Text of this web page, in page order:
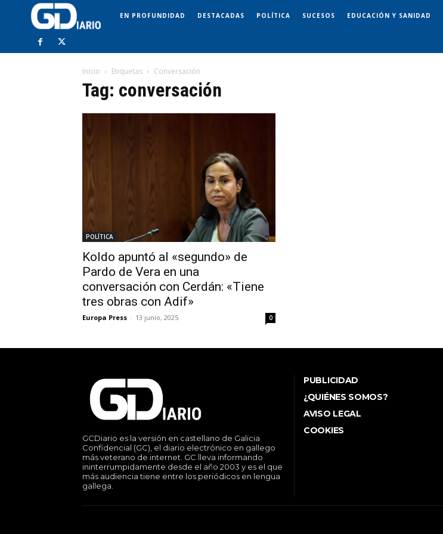
EN PROFUNDIDAD DESTACADAS POLÍTICA SUCESOS EDUCACIÓN Y SANIDAD
Inicio Etiquetas Conversación
Tag: conversación
POLÍTICA
Koldo apuntó al «segundo» de
Pardo de Vera en una
conversación con Cerdán: «Tiene
tres obras con Adif»
Europa Press - 13 junio, 2025 0
GCDiario es la versión en castellano de Galicia
Confidencial (GC), el diario electrónico en gallego
más veterano de internet. GC lleva informando
ininterrumpidamente desde el año 2003 y es el que
más audiencia tiene entre los periódicos en lengua
gallega.
PUBLICIDAD
¿QUIÉNES SOMOS?
AVISO LEGAL
COOKIES